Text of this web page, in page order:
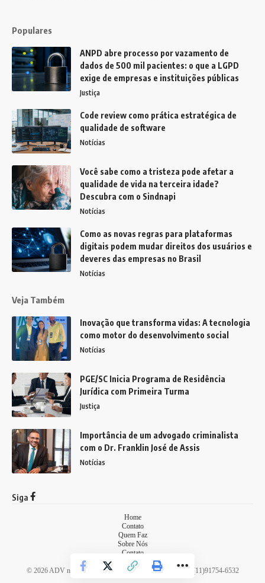
Populares
ANPD abre processo por vazamento de
dados de 500 mil pacientes: o que a LGPD
exige de empresas e instituições públicas
Justiça
Code review como prática estratégica de
qualidade de software
Notícias
Você sabe como a tristeza pode afetar a
qualidade de vida na terceira idade?
Descubra com o Sindnapi
Notícias
Como as novas regras para plataformas
digitais podem mudar direitos dos usuários e
deveres das empresas no Brasil
Notícias
Veja Também
Inovação que transforma vidas: A tecnologia
como motor do desenvolvimento social
Notícias
PGE/SC Inicia Programa de Residência
Jurídica com Primeira Turma
Justiça
Importância de um advogado criminalista
com o Dr. Franklin José de Assis
Notícias
Siga
© 2026 ADV no Brasil - contato@advnobrasil.com.br - tel.(11)91754-6532
Home
Contato
Quem Faz
Sobre Nós
Contato
Notícias